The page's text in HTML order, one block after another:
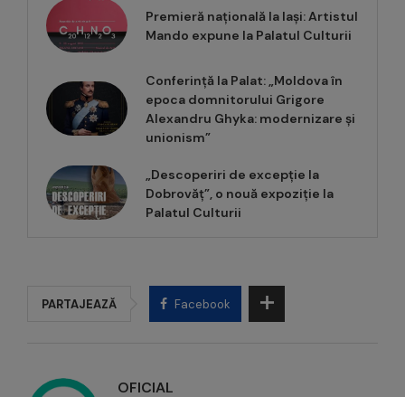
Premieră națională la Iași: Artistul
Mando expune la Palatul Culturii
Conferință la Palat: „Moldova în
epoca domnitorului Grigore
Alexandru Ghyka: modernizare și
unionism”
„Descoperiri de excepție la
Dobrovăț”, o nouă expoziție la
Palatul Culturii
PARTAJEAZĂ Facebook
OFICIAL